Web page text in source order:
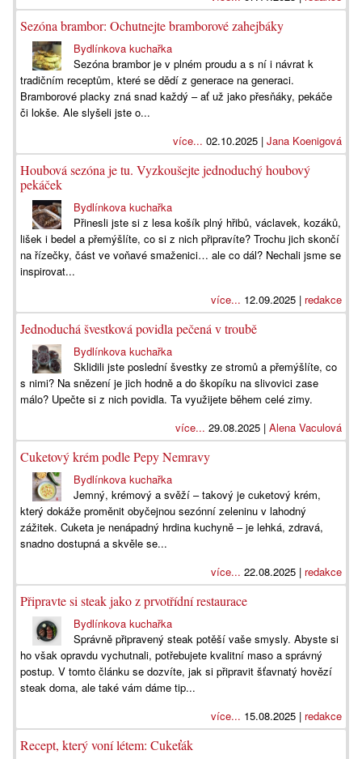
Sezóna brambor: Ochutnejte bramborové zahejbáky
Bydlínkova kuchařka
Sezóna brambor je v plném proudu a s ní i návrat k
tradičním receptům, které se dědí z generace na generaci.
Bramborové placky zná snad každý – ať už jako přesňáky, pekáče
či lokše. Ale slyšeli jste o...
více... 02.10.2025 | Jana Koenigová
Houbová sezóna je tu. Vyzkoušejte jednoduchý houbový
pekáček
Bydlínkova kuchařka
Přinesli jste si z lesa košík plný hřibů, václavek, kozáků,
lišek i bedel a přemýšlíte, co si z nich připravíte? Trochu jich skončí
na řízečky, část ve voňavé smaženici… ale co dál? Nechali jsme se
inspirovat...
více... 12.09.2025 | redakce
Jednoduchá švestková povidla pečená v troubě
Bydlínkova kuchařka
Sklidili jste poslední švestky ze stromů a přemýšlíte, co
s nimi? Na snězení je jich hodně a do škopíku na slivovici zase
málo? Upečte si z nich povidla. Ta využijete během celé zimy.
více... 29.08.2025 | Alena Vaculová
Cuketový krém podle Pepy Nemravy
Bydlínkova kuchařka
Jemný, krémový a svěží – takový je cuketový krém,
který dokáže proměnit obyčejnou sezónní zeleninu v lahodný
zážitek. Cuketa je nenápadný hrdina kuchyně – je lehká, zdravá,
snadno dostupná a skvěle se...
více... 22.08.2025 | redakce
Připravte si steak jako z prvotřídní restaurace
Bydlínkova kuchařka
Správně připravený steak potěší vaše smysly. Abyste si
ho však opravdu vychutnali, potřebujete kvalitní maso a správný
postup. V tomto článku se dozvíte, jak si připravit šťavnatý hovězí
steak doma, ale také vám dáme tip...
více... 15.08.2025 | redakce
Recept, který voní létem: Cukeťák